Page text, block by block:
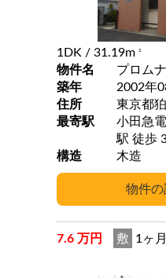
1DK / 31.19m 2
物件名
プロム
築年
2002年
住所
東京都
最寄駅
小田急
構造
木造
7.6 万円 敷 1ヶ月